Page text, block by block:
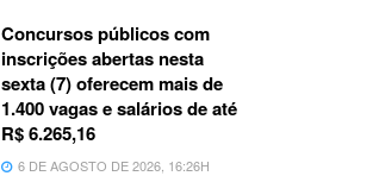
Concursos públicos com
inscrições abertas nesta
sexta (7) oferecem mais de
1.400 vagas e salários de até
R$ 6.265,16
6 DE AGOSTO DE 2026, 16:26H